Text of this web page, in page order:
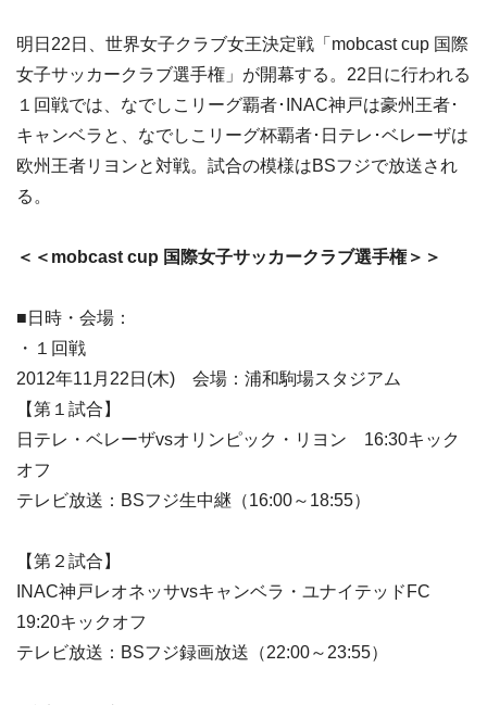
明日22日、世界女子クラブ女王決定戦「mobcast cup 国際
女子サッカークラブ選手権」が開幕する。22日に行われる
１回戦では、なでしこリーグ覇者･INAC神戸は豪州王者･
キャンベラと、なでしこリーグ杯覇者･日テレ･ベレーザは
欧州王者リヨンと対戦。試合の模様はBSフジで放送され
る。
＜＜mobcast cup 国際女子サッカークラブ選手権＞＞
■日時・会場：
・１回戦
2012年11月22日(木) 会場：浦和駒場スタジアム
【第１試合】
日テレ・ベレーザvsオリンピック・リヨン 16:30キック
オフ
テレビ放送：BSフジ生中継（16:00～18:55）
【第２試合】
INAC神戸レオネッサvsキャンベラ・ユナイテッドFC
19:20キックオフ
テレビ放送：BSフジ録画放送（22:00～23:55）